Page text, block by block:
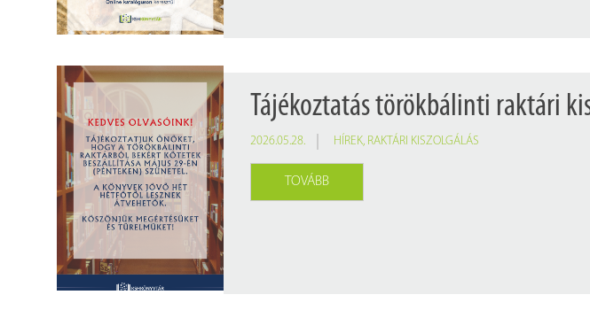
Tájékoztatás törökbálinti raktári
2026.05.28. HÍREK, RAKTÁRI KISZOLGÁLÁS
TOVÁBB